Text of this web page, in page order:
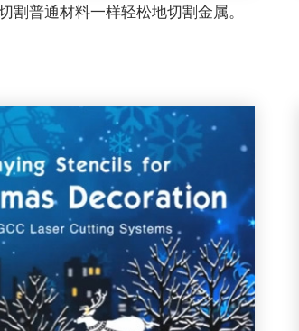
普通材料一样轻松地切割金属。